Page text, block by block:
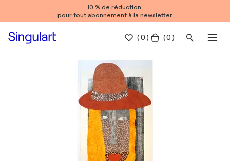
10 % de réduction
pour tout abonnement à la newsletter
(0 ) ( 0 )